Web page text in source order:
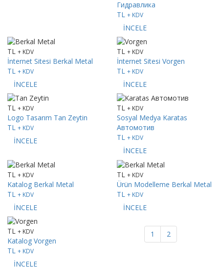
Гидравлика
TL + KDV
İNCELE
TL + KDV
İnternet Sitesi Berkal Metal
TL + KDV
İNCELE
TL + KDV
İnternet Sitesi Vorgen
TL + KDV
İNCELE
TL + KDV
Logo Tasarım Tan Zeytin
TL + KDV
İNCELE
TL + KDV
Sosyal Medya Karatas
Автомотив
TL + KDV
İNCELE
TL + KDV
Katalog Berkal Metal
TL + KDV
İNCELE
TL + KDV
Ürün Modelleme Berkal Metal
TL + KDV
İNCELE
TL + KDV
Katalog Vorgen
TL + KDV
İNCELE
1 2